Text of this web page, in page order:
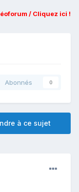
/ Cliquez ici !
Abonnés 0
à ce sujet